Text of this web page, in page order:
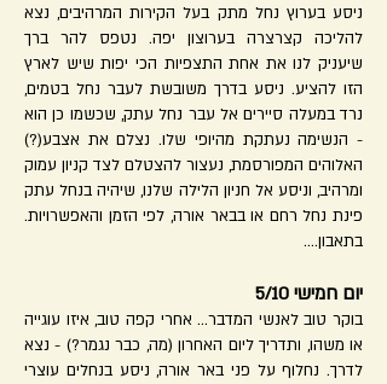
ניסע בערוץ נחל מתק בעל הקירות המרהיבים, נצא
להליכה קצרצרה בערוצון יפה. נטפס להר ברך
שיעניק לנו את אחת התצפיות הכי יפות שיש לארץ
הזו להציע. ניסע בדרך משובשת לעבר נחל בטמים,
נרד במעלה סיירים אל עבר נחל עתק, שכשמו כן הוא
- הנשימה נעתקת מהיופי שלו. נצלם את אצבע(?)
האלוהים המפורסמת, נעצור להצטלם לצד קניון עמוק
ומרהיב, וניסע אל חניון הלילה שלנו, שיהיה בנחל עתק
פינת נחל רחם או בבאר אורה, לפי הזמן והאפשרויות.
בתאבון....
יום חמישי 5/10
בוקר טוב לאנשי המדבר... אחרי קפה טוב, איזו עוגייה
או משהו, ותדריך ליום האחרון (מה, כבר נגמר?) - נצא
לדרך. נחלוף על פני באר אורה, ניסע בנחלים עוצרי